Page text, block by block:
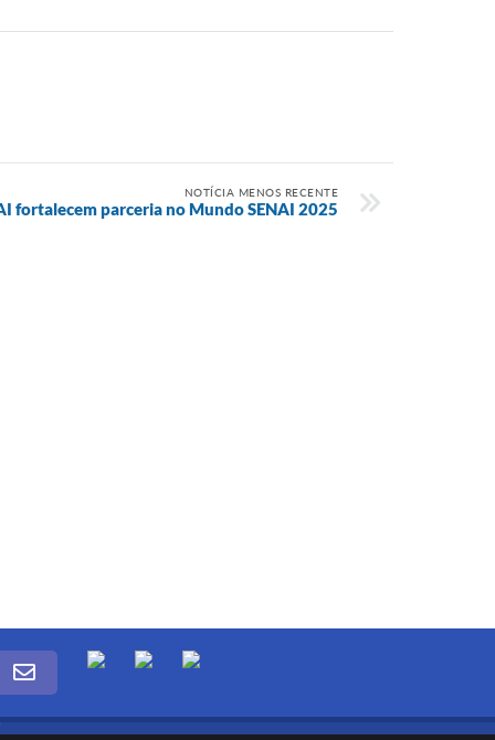
NOTÍCIA MENOS RECENTE
fortalecem parceria no Mundo SENAI 2025